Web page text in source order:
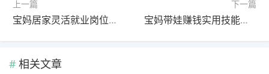
上一篇
宝妈居家灵活就业岗位：这 4 个兼职零成本、时间自由，轻松赚零花钱
下一篇
宝妈带娃赚钱实用技能分享，这四种技能学会在家轻松日赚几十
相关文章